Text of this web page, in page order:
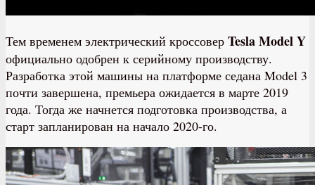
Тем временем электрический кроссовер Tesla Model Y
официально одобрен к серийному производству.
Разработка этой машины на платформе седана Model 3
почти завершена, премьера ожидается в марте 2019
года. Тогда же начнется подготовка производства, а
старт запланирован на начало 2020-го.